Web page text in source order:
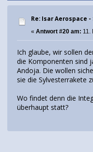
Re: Isar Aerospace
« Antwort #20 am: 11.
Ich glaube, wir sollen
die Komponenten sind
Andoja. Die wollen
sie die Sylvesterrakete
Wo findet denn die
überhaupt statt?